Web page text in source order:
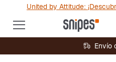
United by Attitude:
Envío